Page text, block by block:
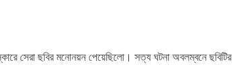
সেরা ছবির মনোনয়ন পেয়েছিলো। সত্য ঘটনা অবলম্বনে ছবিটির